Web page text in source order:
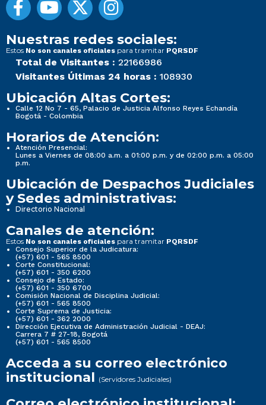
Nuestras redes sociales:
Estos No son canales oficiales para tramitar PQRSDF
Total de Visitantes : 22166986
Visitantes Últimas 24 horas : 108930
Ubicación Altas Cortes:
Calle 12 No 7 - 65, Palacio de Justicia Alfonso Reyes Echandía
Bogotá - Colombia
Horarios de Atención:
Atención Presencial:
Lunes a Viernes de 08:00 a.m. a 01:00 p.m. y de 02:00 p.m. a 05:00
p.m.
Ubicación de Despachos Judiciales
y Sedes administrativas:
Directorio Nacional
Canales de atención:
Estos No son canales oficiales para tramitar PQRSDF
Consejo Superior de la Judicatura:
(+57) 601 - 565 8500
Corte Constitucional:
(+57) 601 - 350 6200
Consejo de Estado:
(+57) 601 - 350 6700
Comisión Nacional de Disciplina Judicial:
(+57) 601 - 565 8500
Corte Suprema de Justicia:
(+57) 601 - 362 2000
Dirección Ejecutiva de Administración Judicial - DEAJ:
Carrera 7 # 27-18, Bogotá
(+57) 601 - 565 8500
Acceda a su correo electrónico
institucional (Servidores Judiciales)